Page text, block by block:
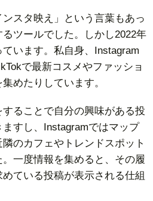
スタ映え」という言葉もあっ
ツールでした。しかし2022年
います。私自身、Instagram
で最新コスメやファッショ
めたりしています。
ることで自分の興味がある投
すし、Instagramではマップ
のカフェやトレンドスポット
一度情報を集めると、その履
ている投稿が表示される仕組